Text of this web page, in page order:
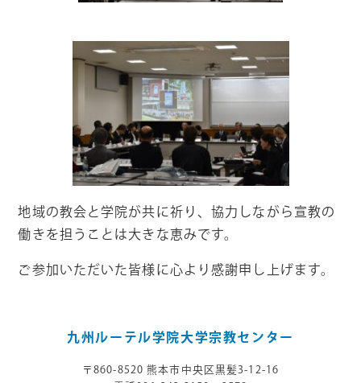
地域の教会と学院が共に祈り、協力しながら宣教の
働きを担うことは大きな恵みです。
ご参加いただいた皆様に心より感謝申し上げます。
九州ルーテル学院大学宗教センター
〒860-8520 熊本市中央区⿊髪3-12-16